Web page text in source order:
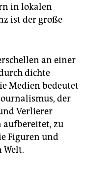
in lokalen
ist der große
an einer
dichte
Medien bedeutet
der
Verlierer
aufbereitet, zu
Figuren und
Welt.